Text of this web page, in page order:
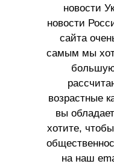
новости
новости
сайта
самым мы
возрастные
вы
хотите,
на наш